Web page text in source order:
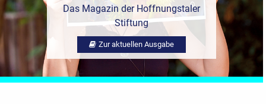
Das Magazin der Hoffnungstaler
Stiftung
Zur aktuellen Ausgabe